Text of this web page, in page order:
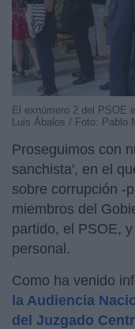
El exnúmero 2 del PSOE
Luis Ábalos / Foto: Pablo
Proseguimos con
sanchista', en el
sobre corrupción -
miembros del
partido, el PSOE,
personal.
Como ha venido
la Audiencia
del Juzgado